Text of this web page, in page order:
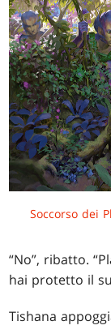
Soccorso dei
“No”, ribatto.
hai protetto il
Tishana